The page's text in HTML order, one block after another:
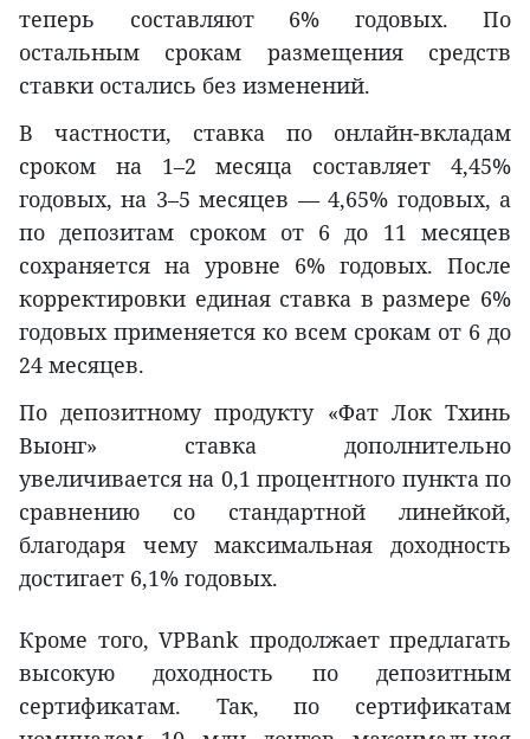
теперь составляют 6% годовых. По
остальным срокам размещения средств
ставки остались без изменений.
В частности, ставка по онлайн-вкладам
сроком на 1–2 месяца составляет 4,45%
годовых, на 3–5 месяцев — 4,65% годовых, а
по депозитам сроком от 6 до 11 месяцев
сохраняется на уровне 6% годовых. После
корректировки единая ставка в размере 6%
годовых применяется ко всем срокам от 6 до
24 месяцев.
По депозитному продукту «Фат Лок Тхинь
Выонг» ставка дополнительно
увеличивается на 0,1 процентного пункта по
сравнению со стандартной линейкой,
благодаря чему максимальная доходность
достигает 6,1% годовых.
Кроме того, VPBank продолжает предлагать
высокую доходность по депозитным
сертификатам. Так, по сертификатам